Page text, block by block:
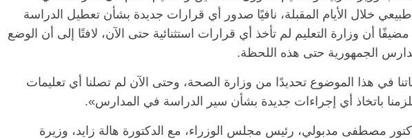
خلال الأيام المقبلة، نافيًا صدور أي قرارات جديدة بشأن تعطيل الدراسة
أن وزارة التعليم لم تأخذ أي قرارات استثنائية حتى الآن، لافتًا إلى أن الوضع
الجمهورية حتى هذه اللحظة.
في هذا الموضوع تحديدًا من وزارة الصحة، وحتى الآن لم تصلنا أي تعليمات
باتخاذ أي إجراءات جديدة بشأن سير الدراسة في المدارس».
مصطفى مدبولي، رئيس مجلس الوزراء، مع الدكتورة هالة زايد، وزيرة